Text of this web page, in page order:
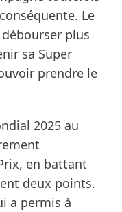
Le
plus
sa Super
prendre le
2025 au
en battant
deux points.
a permis à